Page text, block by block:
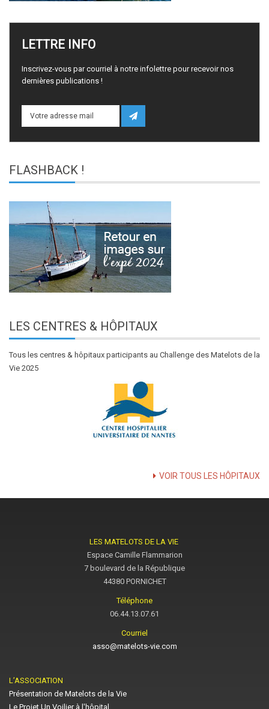
LETTRE INFO
Inscrivez-vous par courriel à notre infolettre pour recevoir nos
dernières publications !
FLASHBACK !
LES CENTRES & HÔPITAUX
Tous les centres & hôpitaux participants au Challenge des Matelots de la
Vie 2025
VOIR TOUS LES HÔPITAUX
LES MATELOTS DE LA VIE
Espace Camille Flammarion
7 boulevard de la République
44380 PORNICHET
Téléphone
06.44.13.07.61
Courriel
asso@matelots-vie.com
L’ASSOCIATION
Présentation de Matelots de la Vie
Le Projet Un Voilier à l'hôpital